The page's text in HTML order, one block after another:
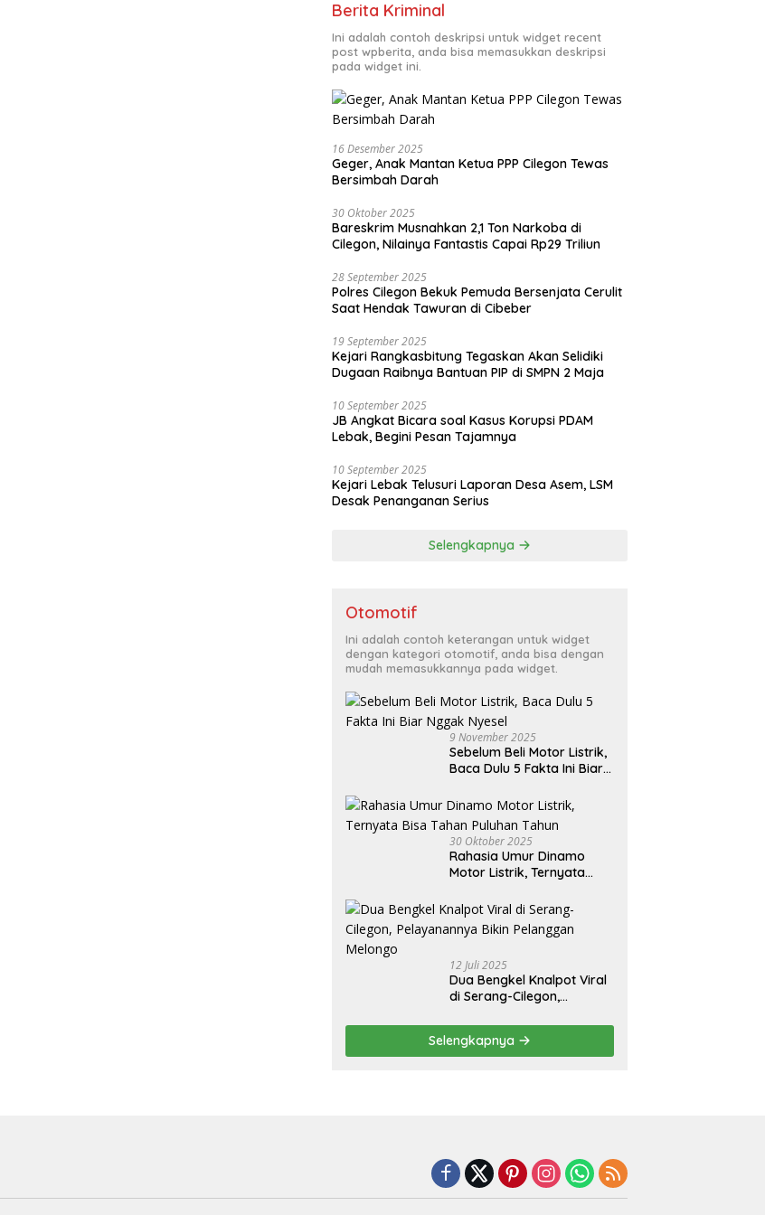
Berita Kriminal
Ini adalah contoh deskripsi untuk widget recent
post wpberita, anda bisa memasukkan deskripsi
pada widget ini.
16 Desember 2025
Geger, Anak Mantan Ketua PPP Cilegon Tewas
Bersimbah Darah
30 Oktober 2025
Bareskrim Musnahkan 2,1 Ton Narkoba di
Cilegon, Nilainya Fantastis Capai Rp29 Triliun
28 September 2025
Polres Cilegon Bekuk Pemuda Bersenjata Cerulit
Saat Hendak Tawuran di Cibeber
19 September 2025
Kejari Rangkasbitung Tegaskan Akan Selidiki
Dugaan Raibnya Bantuan PIP di SMPN 2 Maja
10 September 2025
JB Angkat Bicara soal Kasus Korupsi PDAM
Lebak, Begini Pesan Tajamnya
10 September 2025
Kejari Lebak Telusuri Laporan Desa Asem, LSM
Desak Penanganan Serius
Selengkapnya
Otomotif
Ini adalah contoh keterangan untuk widget
dengan kategori otomotif, anda bisa dengan
mudah memasukkannya pada widget.
9 November 2025
Sebelum Beli Motor Listrik,
Baca Dulu 5 Fakta Ini Biar
30 Oktober 2025
Rahasia Umur Dinamo
Motor Listrik, Ternyata
12 Juli 2025
Dua Bengkel Knalpot Viral
di Serang-Cilegon,
Pelanggan Melongo
Selengkapnya